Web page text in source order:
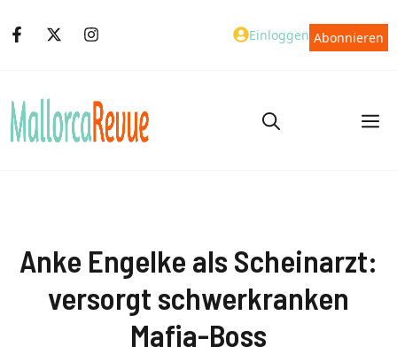
Zum
Inhalt
Einloggen Abonnieren
Anke Engelke als Scheinarzt:
versorgt schwerkranken
Mafia-Boss